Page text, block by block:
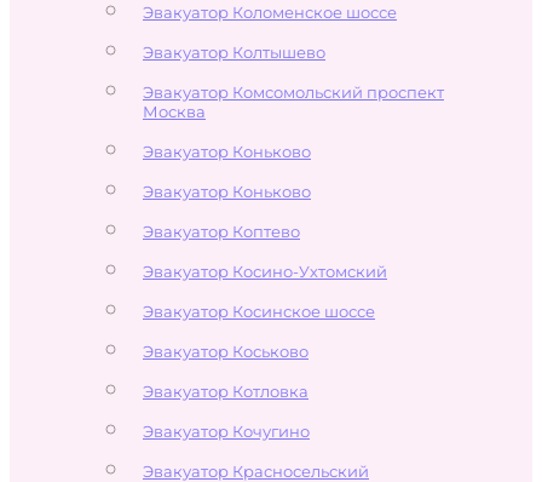
Эвакуатор Коломенское шоссе
Эвакуатор Колтышево
Эвакуатор Комсомольский проспект
Москва
Эвакуатор Коньково
Эвакуатор Коньково
Эвакуатор Коптево
Эвакуатор Косино-Ухтомский
Эвакуатор Косинское шоссе
Эвакуатор Коськово
Эвакуатор Котловка
Эвакуатор Кочугино
Эвакуатор Красносельский